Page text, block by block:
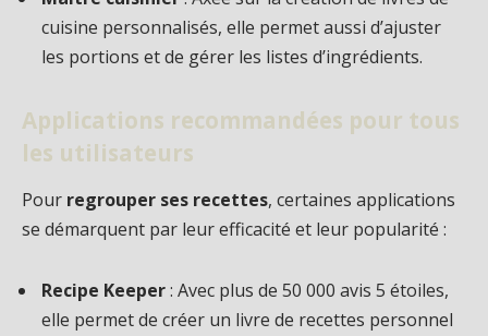
cuisine personnalisés, elle permet aussi d’ajuster
les portions et de gérer les listes d’ingrédients.
Applications recommandées pour tous
les utilisateurs
Pour regrouper ses recettes, certaines applications
se démarquent par leur efficacité et leur popularité :
Recipe Keeper: Avec plus de 50 000 avis 5 étoiles,
elle permet de créer un livre de recettes personnel